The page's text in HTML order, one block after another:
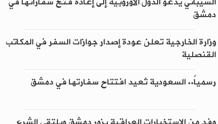
دمشق
وزارة الخارجية تعلن عودة إصدار جوازات السفر في المكاتب
القنصلية
رسمياً.. السعودية تُعيد افتتاح سفارتها في دمشق